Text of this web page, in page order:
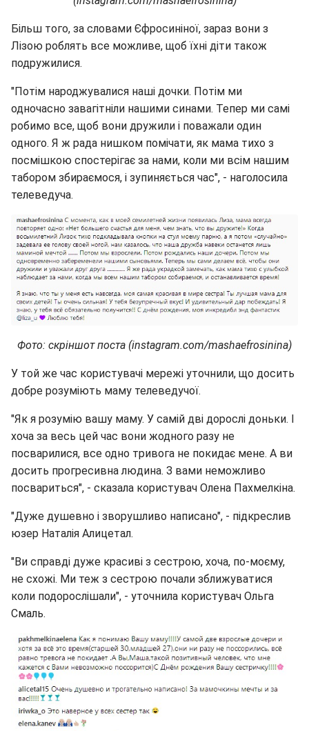
Більш того, за словами Єфросиніної, зараз вони з
Лізою роблять все можливе, щоб їхні діти також
подружилися.
"Потім народжувалися наші дочки. Потім ми
одночасно завагітніли нашими синами. Тепер ми самі
робимо все, щоб вони дружили і поважали один
одного. Я ж рада нишком помічати, як мама тихо з
посмішкою спостерігає за нами, коли ми всім нашим
табором збираємося, і зупиняється час", - наголосила
телеведуча.
Фото: скріншот поста (instagram.com/mashaefrosinina)
У той же час користувачі мережі уточнили, що досить
добре розуміють маму телеведучої.
"Як я розумію вашу маму. У самій дві дорослі доньки. І
хоча за весь цей час вони жодного разу не
посварилися, все одно тривога не покидає мене. А ви
досить прогресивна людина. З вами неможливо
посвариться", - сказала користувач Олена Пахмелкіна.
"Дуже душевно і зворушливо написано", - підкреслив
юзер Наталія Алицетал.
"Ви справді дуже красиві з сестрою, хоча, по-моєму,
не схожі. Ми теж з сестрою почали зближуватися
коли подорослішали", - уточнила користувач Ольга
Смаль.